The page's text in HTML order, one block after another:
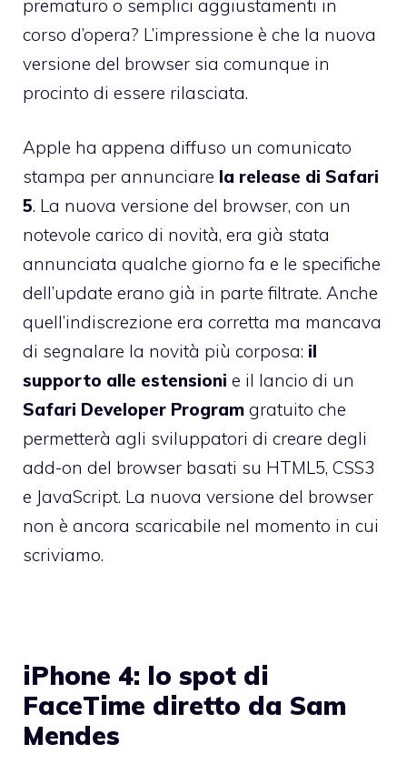
prematuro o semplici aggiustamenti in
corso d’opera? L’impressione è che la nuova
versione del browser sia comunque in
procinto di essere rilasciata.
Apple ha appena diffuso un comunicato
stampa per annunciare la release di Safari
5. La nuova versione del browser, con un
notevole carico di novità, era già stata
annunciata qualche giorno fa e le specifiche
dell’update erano già in parte filtrate. Anche
quell’indiscrezione era corretta ma mancava
di segnalare la novità più corposa: il
supporto alle estensioni e il lancio di un
Safari Developer Program gratuito che
permetterà agli sviluppatori di creare degli
add-on del browser basati su HTML5, CSS3
e JavaScript. La nuova versione del browser
non è ancora scaricabile nel momento in cui
scriviamo.
iPhone 4: lo spot di
FaceTime diretto da Sam
Mendes